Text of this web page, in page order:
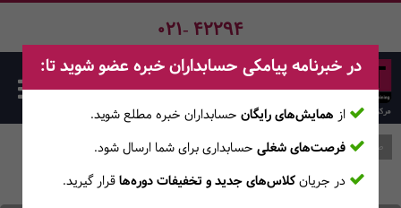
021- 42294
صفحه اصلی وبلاگ
در خبرنامه پیامکی حسابداران خبره عضو شوید تا:
از همایش‌های رایگان حسابداران خبره مطلع ‎شوید.
فرصت‌های شغلی حسابداری برای شما ارسال شود.
در جریانکلاس‌های جدید و تخفیفات دوره‌هاقرار گیرید.